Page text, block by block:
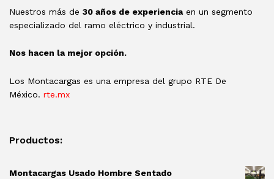
Nuestros más de 30 años de experienciaen un segmento
especializado del ramo eléctrico y industrial.
Nos hacen la mejor opción.
Los Montacargas es una empresa del grupo RTE De
México. rte.mx
Productos:
Montacargas Usado Hombre Sentado